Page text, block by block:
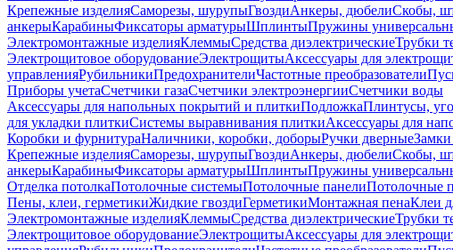
Крепежные изделияСаморезы, шурупыГвоздиАнкеры, дюбелиСкобы,
анкерыКарабиныФиксаторы арматурыШплинтыПружины
Электромонтажные изделияКлеммыСредства диэлектрическиеТрубки
Электрощитовое оборудованиеЭлектрощитыАксессуары для
управленияРубильникиПредохранителиЧастотные преобразователи
Приборы учетаСчетчики газаСчетчики электроэнергииСчетчики воды
Аксессуары для напольных покрытий и плиткиПодложкаПлинтусы,
для укладки плиткиСистемы выравнивания плиткиАксессуары для
Коробки и фурнитураНаличники, коробки, доборыРучки дверные
Крепежные изделияСаморезы, шурупыГвоздиАнкеры, дюбелиСкобы,
анкерыКарабиныФиксаторы арматурыШплинтыПружины
Отделка потолкаПотолочные системыПотолочные панелиПотолочные
Пены, клеи, герметикиЖидкие гвоздиГерметикиМонтажная пенаКлеи
Электромонтажные изделияКлеммыСредства диэлектрическиеТрубки
Электрощитовое оборудованиеЭлектрощитыАксессуары для